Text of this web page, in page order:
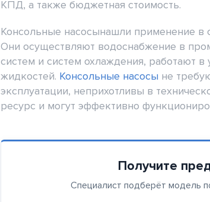
КПД, а также бюджетная стоимость.
Консольные насосынашли применение в
Они осуществляют водоснабжение в
систем и систем охлаждения, работают
жидкостей. Консольные насосы не
эксплуатации, неприхотливы в
ресурс и могут эффективно
Получите
Специалист подберёт модель